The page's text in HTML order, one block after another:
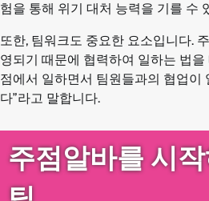
험을 통해 위기 대처 능력을 기를 수
또한, 팀워크도 중요한 요소입니다.
영되기 때문에 협력하여 일하는 법을
점에서 일하면서 팀원들과의 협업이
다”라고 말합니다.
주점알바를 시